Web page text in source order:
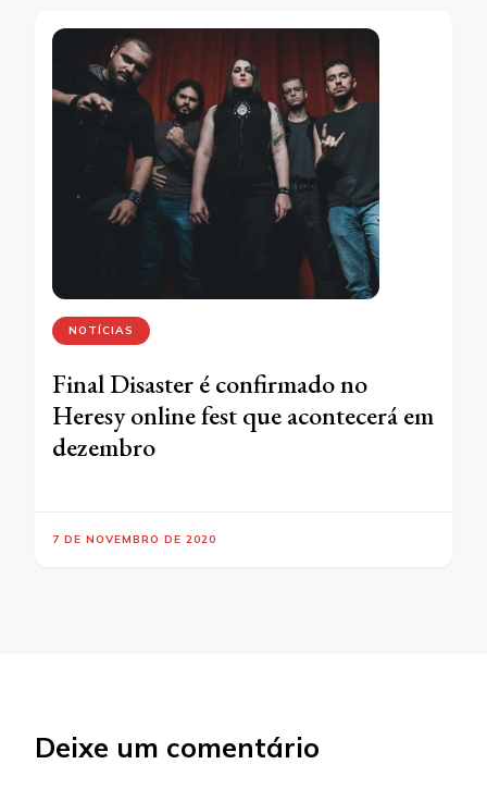
NOTÍCIAS
Final Disaster é confirmado no
Heresy online fest que acontecerá em
dezembro
7 DE NOVEMBRO DE 2020
Deixe um comentário